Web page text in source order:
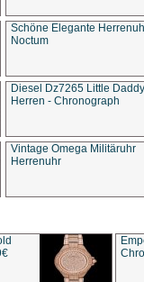
Schöne Elegante
Noctum
Diesel Dz7265 Little Daddy
Herren - Chronograph
Vintage Omega Militäruhr
Herrenuhr